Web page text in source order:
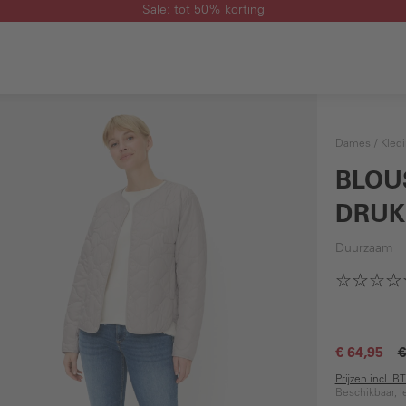
Sale: tot 50% korting
Dames
Duurzaam
€ 64,95
Prijzen incl.
Beschikbaar,